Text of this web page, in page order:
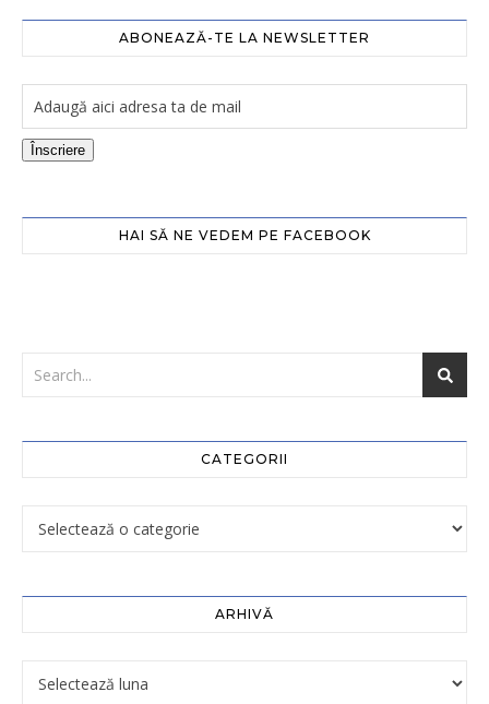
ABONEAZĂ-TE LA NEWSLETTER
Înscriere
HAI SĂ NE VEDEM PE FACEBOOK
CATEGORII
ARHIVĂ